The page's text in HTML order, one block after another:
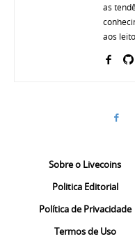
as
aos
Sobre o Livecoins
Politica Editorial
Política de Privacidade
Termos de Uso